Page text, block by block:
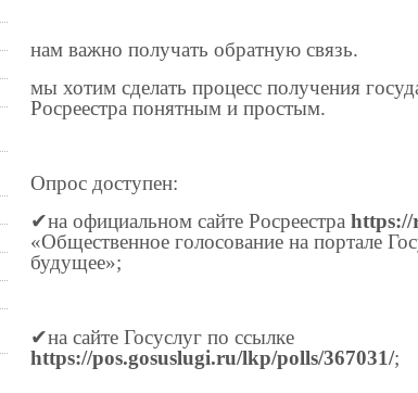
нам важно получать обратную связь.
мы хотим сделать процесс получения
Росреестра понятным и простым.
Опрос доступен:
✔на официальном сайте Росреестра https://
«Общественное голосование на портале
будущее»;
✔на сайте Госуслуг по ссылке
https://pos.gosuslugi.ru/lkp/polls/367031/;